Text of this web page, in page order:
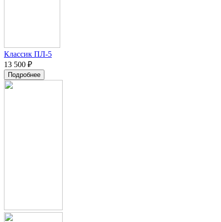
Классик ПЛ-5
13 500 ₽
Подробнее